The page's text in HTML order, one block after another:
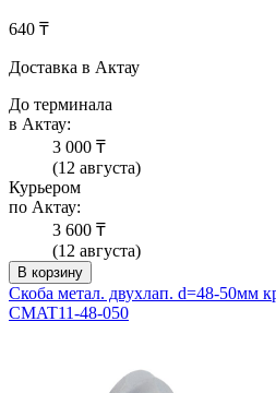
640 ₸
Доставка в Актау
До терминала
в Актау:
3 000 ₸
(12 августа)
Курьером
по Актау:
3 600 ₸
(12 августа)
В корзину
Скоба метал. двухлап. d=48-50мм
CMAT11-48-050